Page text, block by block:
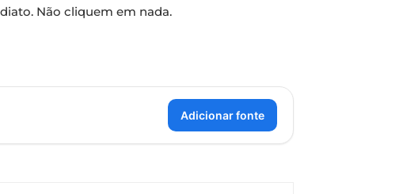
Não cliquem em nada.
Adicionar fonte